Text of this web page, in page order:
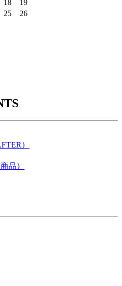
18
19
25
26
）
品）